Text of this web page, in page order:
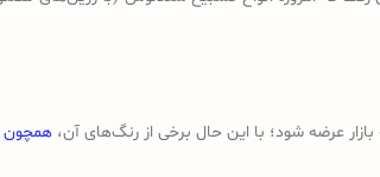
عرضه شود؛ با این حال برخی از رنگ‌های آن، همچون